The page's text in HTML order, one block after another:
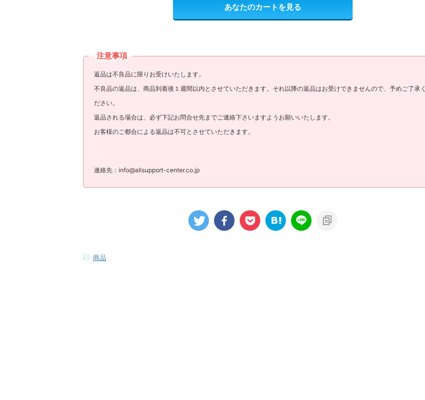
あなたのカートを見る
注意事項
返品は不良品に限りお受けいたします。
不良品の返品は、商品到着後１週間以内とさせていただきます。それ以降の返品はお受けできませんので、予めご了承く
ださい。
返品される場合は、必ず下記お問合せ先までご連絡下さいますようお願いいたします。
お客様のご都合による返品は不可とさせていただきます。
連絡先：info@allsupport-center.co.jp
-商品